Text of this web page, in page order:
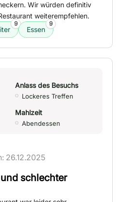
Wir würden definitiv
weiterempfehlen.
9
Essen
9
Anlass des Besuchs
Lockeres Treffen
Mahlzeit
Abendessen
26.12.2025
schlechter